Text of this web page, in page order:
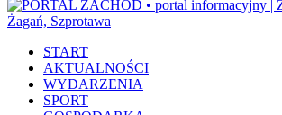
START
AKTUALNOŚCI
WYDARZENIA
SPORT